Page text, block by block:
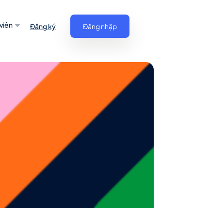
Đăng ký Đăng nhập